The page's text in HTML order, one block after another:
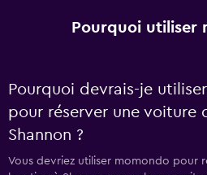
Pourquoi utiliser
Pourquoi devrais-je
pour réserver une voiture
Shannon ?
Vous devriez utiliser momondo pour